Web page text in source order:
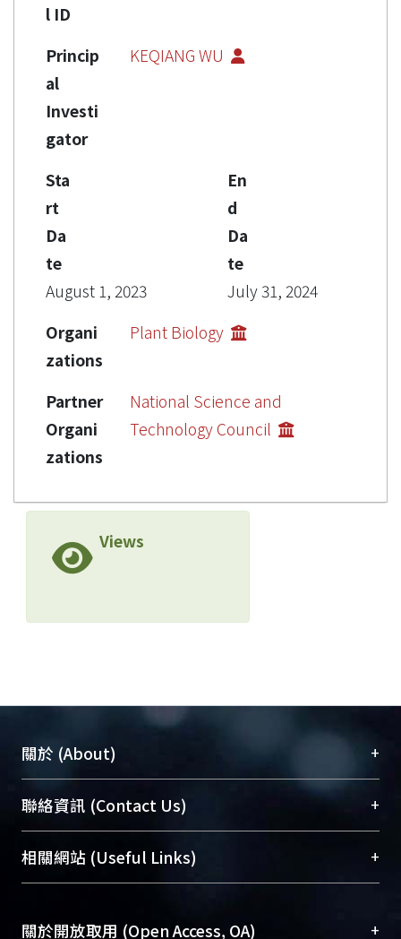
l ID
Princip
al
Investi
gator
KEQIANG WU
Sta
rt
Da
te
August 1, 2023
En
d
Da
te
July 31, 2024
Organi
zations
Plant Biology
Partner
Organi
zations
National Science and
Technology Council
Views
關於 (About) +
臺大位居世界頂尖大學之列，為永久珍藏及向國際
展現本校豐碩的研究成果及學術能量，圖書館整合
機構典藏（NTUR）與學術庫（AH）不同功能平
台，成為臺大學術典藏NTU scholars。期能整合研
成果。
聯絡資訊 (Contact Us) +
總館學科館員(Main Library)
醫學圖書館學科館員(Medical Library)
Sciences Library)
相關網站 (Useful Links) +
關於開放取用 (Open Access, OA) +